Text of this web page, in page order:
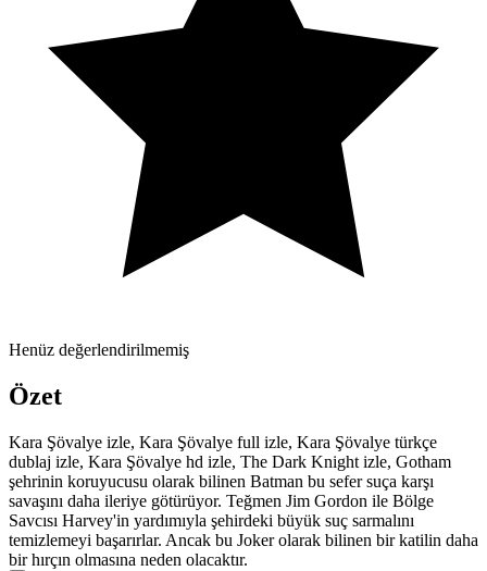
Henüz değerlendirilmemiş
Özet
Kara Şövalye izle, Kara Şövalye full izle, Kara Şövalye türkçe
dublaj izle, Kara Şövalye hd izle, The Dark Knight izle, Gotham
şehrinin koruyucusu olarak bilinen Batman bu sefer suça karşı
savaşını daha ileriye götürüyor. Teğmen Jim Gordon ile Bölge
Savcısı Harvey'in yardımıyla şehirdeki büyük suç sarmalını
temizlemeyi başarırlar. Ancak bu Joker olarak bilinen bir katilin daha
bir hırçın olmasına neden olacaktır.